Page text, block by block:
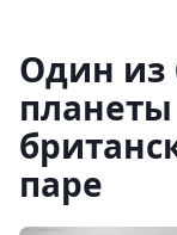
Один из
паре